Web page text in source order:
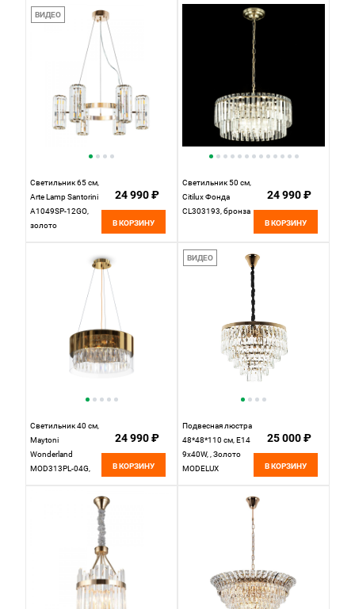
ВИДЕО
Светильник 65 см,
Arte Lamp Santorini
A1049SP-12GO,
золото
24 990 ₽
В КОРЗИНУ
Светильник 50 см,
Citilux Фонда
CL303193, бронза
24 990 ₽
В КОРЗИНУ
Светильник 40 см,
Maytoni
Wonderland
MOD313PL-04G,
24 990 ₽
В КОРЗИНУ
ВИДЕО
Подвесная люстра
48*48*110 см, Е14
9x40W, , Золото
MODELUX
25 000 ₽
В КОРЗИНУ